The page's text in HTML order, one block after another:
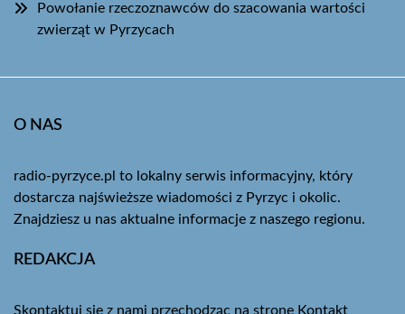
Powołanie rzeczoznawców do szacowania wartości
zwierząt w Pyrzycach
O NAS
radio-pyrzyce.pl to lokalny serwis informacyjny, który
dostarcza najświeższe wiadomości z Pyrzyc i okolic.
Znajdziesz u nas aktualne informacje z naszego regionu.
REDAKCJA
Skontaktuj się z nami przechodząc na stronę Kontakt